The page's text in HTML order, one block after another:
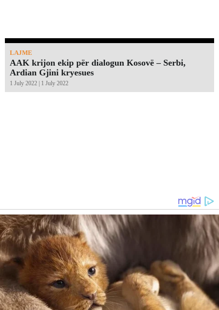
LAJME
AAK krijon ekip për dialogun Kosovë – Serbi,
Ardian Gjini kryesues
1 July 2022 | 1 July 2022